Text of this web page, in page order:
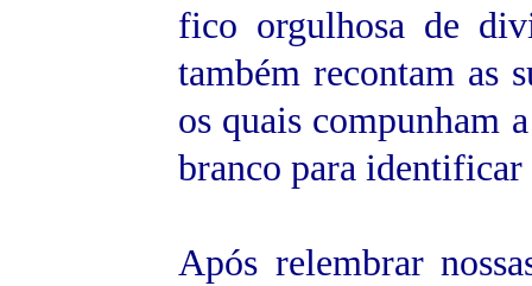
fico orgulhosa de
também recontam as
os quais compunham
branco para
Após relembrar